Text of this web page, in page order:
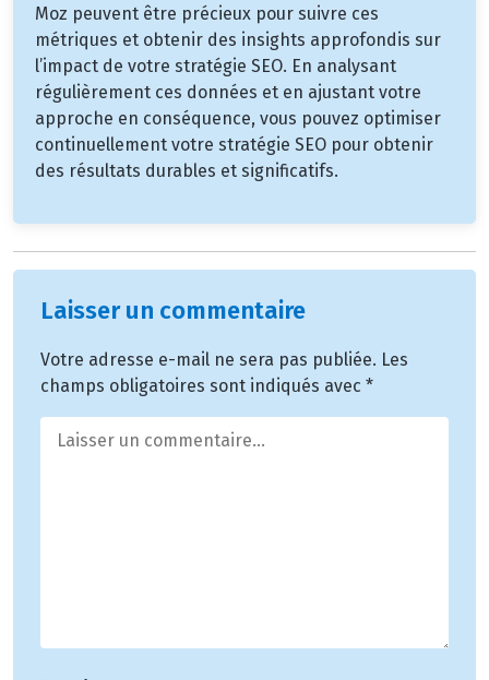
Moz peuvent être précieux pour suivre ces
métriques et obtenir des insights approfondis sur
l’impact de votre stratégie SEO. En analysant
régulièrement ces données et en ajustant votre
approche en conséquence, vous pouvez optimiser
continuellement votre stratégie SEO pour obtenir
des résultats durables et significatifs.
Laisser un commentaire
Votre adresse e-mail ne sera pas publiée. Les
champs obligatoires sont indiqués avec *